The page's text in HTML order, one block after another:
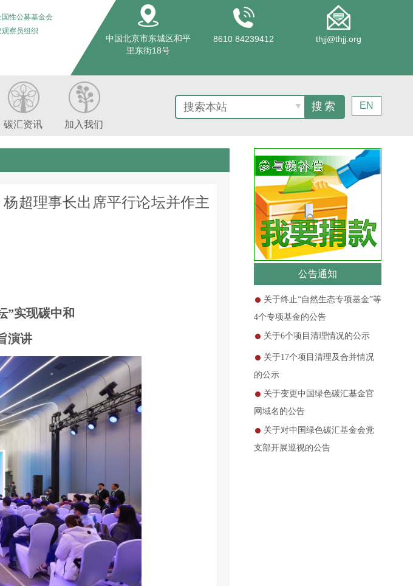
性公募基金会
察员组织
中国北京市东城区和平
里东街18号
8610 84239412 thjj@thjj.org
碳汇资讯 加入我们
▼ EN
超理事长出席平行论坛并作主
”实现碳中和
演讲
公告通知
关于终止“自然生态专项基金”等
4个专项基金的公告
关于6个项目清理情况的公示
关于17个项目清理及合并情况
的公示
关于变更中国绿色碳汇基金官
网域名的公告
关于对中国绿色碳汇基金会党
支部开展巡视的公告